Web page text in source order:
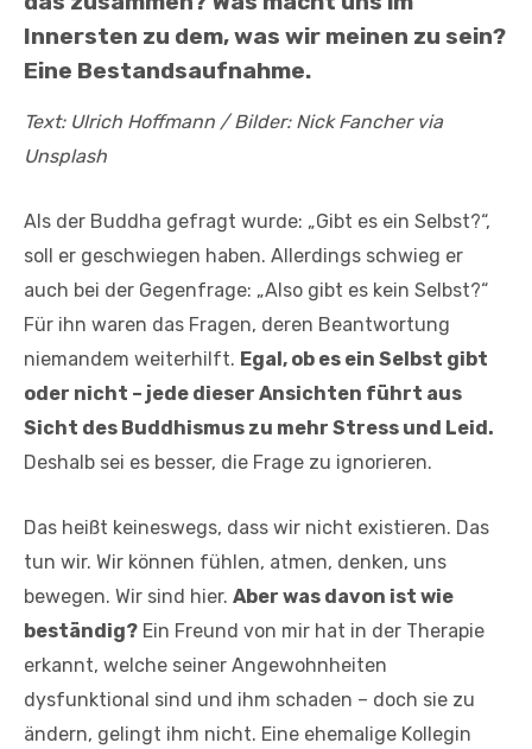
Innersten zu dem, was wir meinen zu sein?
Eine Bestandsaufnahme.
Text: Ulrich Hoffmann / Bilder: Nick Fancher via
Unsplash
Als der Buddha gefragt wurde: „Gibt es ein Selbst?“,
soll er geschwiegen haben. Allerdings schwieg er
auch bei der Gegenfrage: „Also gibt es kein Selbst?“
Für ihn waren das Fragen, deren Beantwortung
niemandem weiterhilft. Egal, ob es ein Selbst gibt
oder nicht – jede dieser Ansichten führt aus
Sicht des Buddhismus zu mehr Stress und Leid.
Deshalb sei es besser, die Frage zu ignorieren.
Das heißt keineswegs, dass wir nicht existieren. Das
tun wir. Wir können fühlen, atmen, denken, uns
bewegen. Wir sind hier. Aber was davon ist wie
beständig? Ein Freund von mir hat in der Therapie
erkannt, welche seiner Angewohnheiten
dysfunktional sind und ihm schaden – doch sie zu
ändern, gelingt ihm nicht. Eine ehemalige Kollegin